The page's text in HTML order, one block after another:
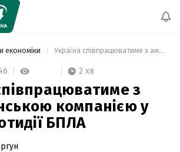
економіки Україна співпрацюватиме з американською компанією у галузі протидії БПЛА
2 хв
з
компанією у
БПЛА